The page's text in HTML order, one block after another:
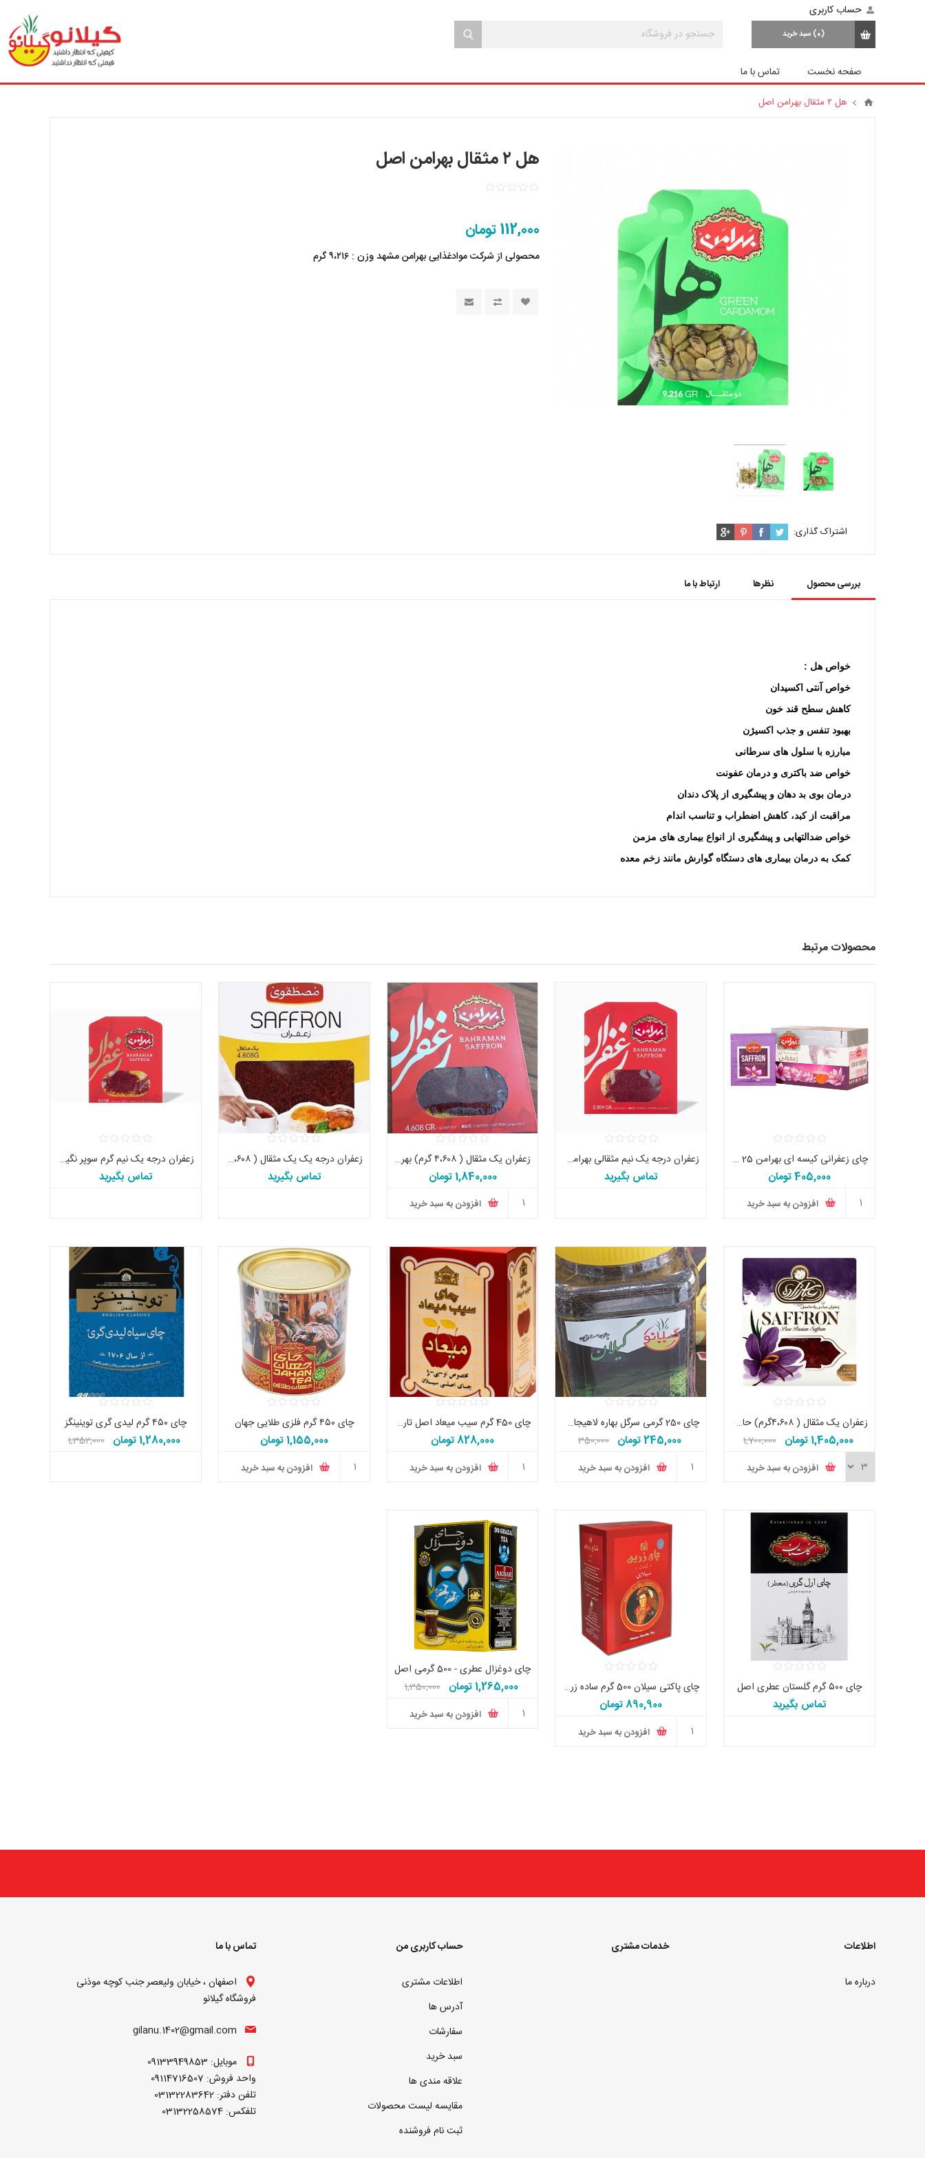
حساب کاربری
(0) سبد خرید
صفحه نخست تماس با ما
هل ۲ مثقال بهرامن اصل
هل ۲ مثقال بهرامن اصل
112,000 تومان
محصولی از شرکت موادغذایی بهرامن مشهد وزن : ۹،۲۱۶ گرم
اشتراک گذاری:
بررسی محصول نظرها ارتباط با ما
خواص هل :
خواص آنتی اکسیدان
کاهش سطح قند خون
بهبود تنفس و جذب اکسیژن
مبارزه با سلول های سرطانی
خواص ضد باکتری و درمان عفونت
درمان بوی بد دهان و پیشگیری از پلاک دندان
مراقبت از کبد، کاهش اضطراب و تناسب اندام
خواص ضدالتهابی و پیشگیری از انواع بیماری های مزمن
کمک به درمان بیماری های دستگاه گوارش مانند زخم معده
محصولات مرتبط
چای زعفرانی کیسه ای بهرامن 25 عددی
405,000 تومان
افزودن به سبد خرید
زعفران درجه یک نیم مثقالی بهرامن اصل
تماس بگیرید
زعفران یک مثقال ( ۴،۶۰۸ گرم) بهرامن اصل تاریخ جدید
1,840,000 تومان
افزودن به سبد خرید
زعفران درجه یک یک مثقال ( ۴،۶۰۸ گرم) مصطفوی اصل تاریخ جدید
تماس بگیرید
زعفران درجه یک نیم گرم سوپر نگین بهرامن اصل
تماس بگیرید
زعفران یک مثقال ( ۴،۶۰۸گرم) حاج غلامرضا عباس زاده اصل تاریخ جدید
1,405,000 تومان
1,700,000
افزودن به سبد خرید
چای 250 گرمی سرگل بهاره لاهیجان ایرانی اصل
245,000 تومان
350,000
افزودن به سبد خرید
چای 450 گرم سیب میعاد اصل تاریخ جدید
828,000 تومان
افزودن به سبد خرید
چای ۴۵۰ گرم فلزی طلایی جهان
1,155,000 تومان
افزودن به سبد خرید
چای ۴۵۰ گرم لیدی گری توینینگز
1,280,000 تومان
1,352,000
چای ۵۰۰ گرم گلستان عطری اصل
تماس بگیرید
چای پاکتی سیلان 500 گرم ساده زرین اصل
890,900 تومان
افزودن به سبد خرید
چای دوغزال عطری - 500 گرمی اصل
1,265,000 تومان
1,350,000
افزودن به سبد خرید
اطلاعات
درباره ما
خدمات مشتری حساب کاربری من
اطلاعات مشتری
آدرس ها
سفارشات
سبد خرید
علاقه مندی ها
مقایسه لیست محصولات
ثبت نام فروشنده
تماس با ما
اصفهان ، خیابان ولیعصر جنب کوچه موذنی
فروشگاه گیلانو
gilanu.1402@gmail.com
موبایل: 09133949853
واحد فروش: 09114716507
تلفن دفتر: 03132283642
تلفکس: 03132258574